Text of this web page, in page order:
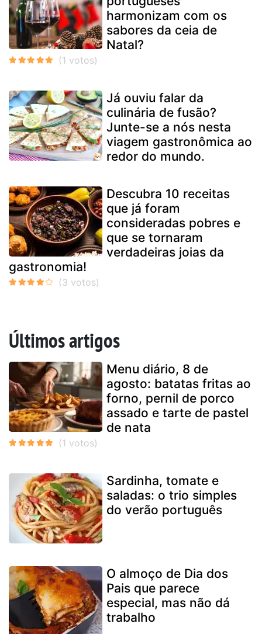
harmonizam com os
sabores da ceia de
Natal?
Já ouviu falar da
culinária de fusão?
Junte-se a nós nesta
viagem gastronômica ao
redor do mundo.
Descubra 10 receitas
que já foram
consideradas pobres e
que se tornaram
verdadeiras joias da
gastronomia!
Últimos artigos
Menu diário, 8 de
agosto: batatas fritas ao
forno, pernil de porco
assado e tarte de pastel
de nata
Sardinha, tomate e
saladas: o trio simples
do verão português
O almoço de Dia dos
Pais que parece
especial, mas não dá
trabalho